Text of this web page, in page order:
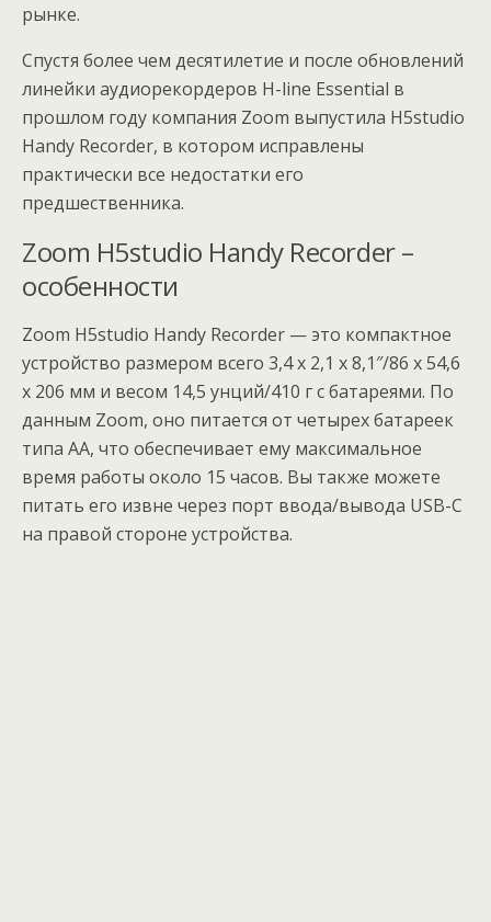
рынке.
Спустя более чем десятилетие и после обновлений
линейки аудиорекордеров H-line Essential в
прошлом году компания Zoom выпустила H5studio
Handy Recorder, в котором исправлены
практически все недостатки его
предшественника.
Zoom H5studio Handy Recorder –
особенности
Zoom H5studio Handy Recorder — это компактное
устройство размером всего 3,4 x 2,1 x 8,1″/86 x 54,6
x 206 мм и весом 14,5 унций/410 г с батареями. По
данным Zoom, оно питается от четырех батареек
типа AA, что обеспечивает ему максимальное
время работы около 15 часов. Вы также можете
питать его извне через порт ввода/вывода USB-C
на правой стороне устройства.